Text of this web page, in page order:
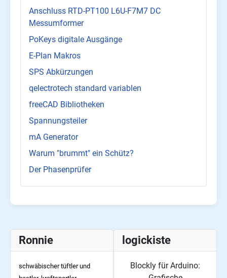
Anschluss RTD-PT100 L6U-F7M7 DC
Messumformer
PoKeys digitale Ausgänge
E-Plan Makros
SPS Abkürzungen
qelectrotech standard variablen
freeCAD Bibliotheken
Spannungsteiler
mA Generator
Warum "brummt" ein Schütz?
Der Phasenprüfer
Ronnie
schwäbischer tüftler und
logickiste
Blockly für Arduino: